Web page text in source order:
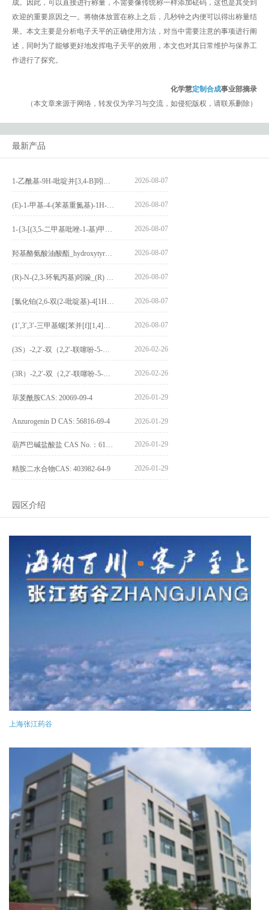
成。因此，可以直接进行称量，不需要像传统称一样添加砝码，这也是其受到
欢迎的重要原因之一。将物体放置在称上之后，几秒钟之内便可以得出称量结
果。本文主要是分析电子天平的正确使用方法，对当中需要注意的事项进行阐
述，同时为了能够更好地发挥电子天平的效用，本文也对其日常维护与保养工
作进行了探究。
化学慧定制合成事业部摘录
（本文章来源于网络，转发仅为学习与交流，如侵犯版权，请联系删除）
最新产品
2026-08-07
2026-08-07
2026-08-07
2026-08-07
2026-08-07
2026-08-07
2026-08-07
2026-02-26
2026-02-26
荜茇酰胺CAS: 20069-09-4 2026-01-29
Anzurogenin D CAS: 56816-69-4 2026-01-29
2026-01-29
精胺二水合物CAS: 403982-64-9 2026-01-29
园区介绍
上海张江药谷